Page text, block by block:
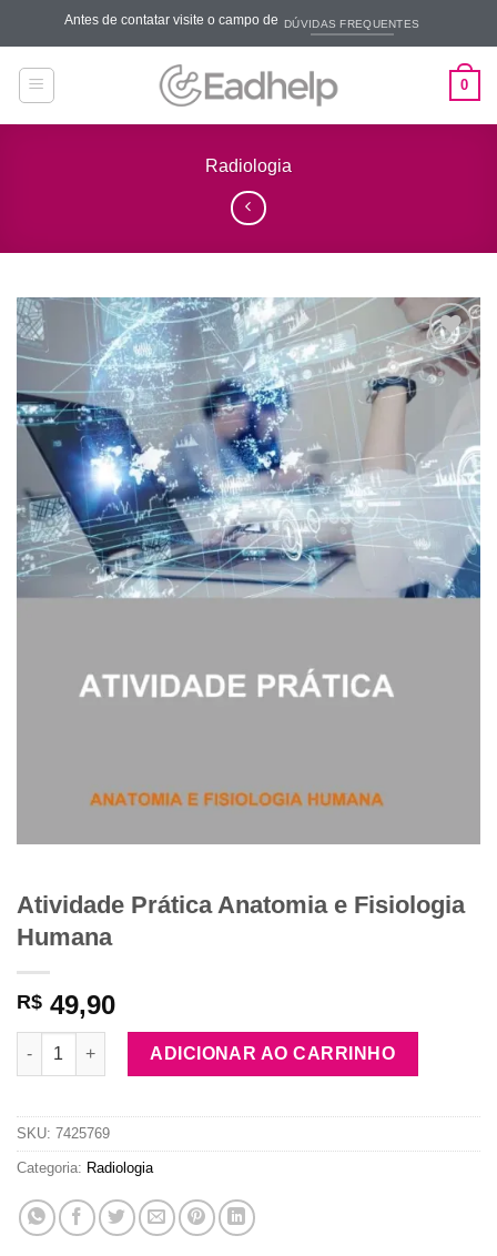
content
Antes de contatar visite o campo de DÚVIDAS FREQUENTES
0
Radiologia
Atividade Prática Anatomia e Fisiologia
Humana
R$ 49,90
Atividade Prática Anatomia e Fisiologia Humana quantidade
ADICIONAR AO CARRINHO
SKU: 7425769
Categoria: Radiologia